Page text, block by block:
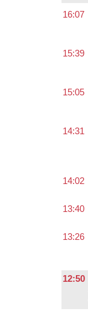
16:07
15:39
15:05
14:31
14:02
13:40
13:26
12:50